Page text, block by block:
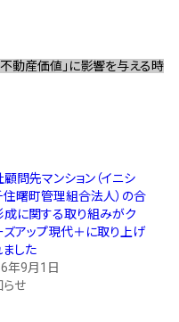
不動産価値」に影響を与える時
顧問先マンション（イニシ
住曙町管理組合法人）の合
成に関する取り組みがク
ズアップ現代＋に取り上げ
ました
年9月1日
らせ